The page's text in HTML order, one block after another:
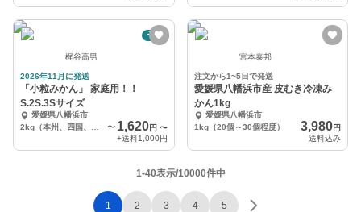
予約
梶谷高男
2026年11月に発送
「小粒みかん」 家庭用！！
S.2S.3Sサイズ
愛媛県八幡浜市
〜 1,620円 〜
+送料1,000円
宮本泰邦
注文から1~5日で発送
愛媛県八幡浜市産 皮むき冷凍み
かん1kg
愛媛県八幡浜市
1kg（20個～30個程度）
3,980円
送料込み
1-40表示/10000件中
1 2 3 4 5